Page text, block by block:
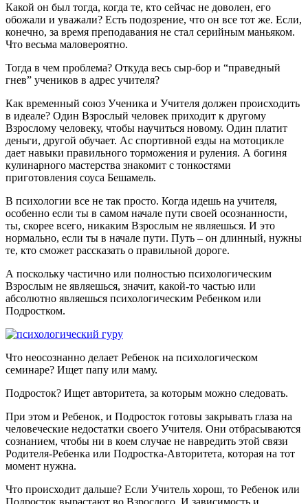
Какой он был тогда, когда те, кто сейчас не доволен, его
обожали и уважали? Есть подозрение, что он все тот же. Если,
конечно, за время преподавания не стал серийным маньяком.
Что весьма маловероятно.
Тогда в чем проблема? Откуда весь сыр-бор и “праведный
гнев” учеников в адрес учителя?
Как временный союз Ученика и Учителя должен происходить
в идеале? Один Взрослый человек приходит к другому
Взрослому человеку, чтобы научиться новому. Один платит
деньги, другой обучает. Ас спортивной езды на мотоцикле
дает навыки правильного торможения и руления. А богиня
кулинарного мастерства знакомит с тонкостями
приготовления соуса Бешамель.
В психологии все не так просто. Когда идешь на учителя,
особенно если ты в самом начале пути своей осознанности,
ты, скорее всего, никаким Взрослым не являешься. И это
нормально, если ты в начале пути. Путь – он длинный, нужны
те, кто сможет рассказать о правильной дороге.
А поскольку частично или полностью психологическим
Взрослым не являешься, значит, какой-то частью или
абсолютно являешься психологическим Ребенком или
Подростком.
Что неосознанно делает Ребенок на психологическом
семинаре? Ищет папу или маму.
Подросток? Ищет авторитета, за которым можно следовать.
При этом и Ребенок, и Подросток готовы закрывать глаза на
человеческие недостатки своего Учителя. Они отбрасываются
сознанием, чтобы ни в коем случае не навредить этой связи
Родителя-Ребенка или Подростка-Авторитета, которая на тот
момент нужна.
Что происходит дальше? Если Учитель хорош, то Ребенок или
Подросток вырастают во Взрослого. И зависимость и